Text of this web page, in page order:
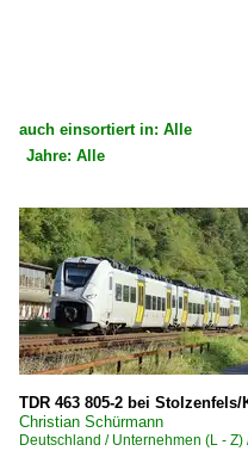
auch einsortiert in: Alle
Deutschland
Bahnhöfe (A - E)
Augsburg Hbf
Lt Leertriebwagen
Jahre: Alle
Alle Jahre
2020
2023
2024
2025
2026
TDR 463 805-2 bei Stolzenfels/
Christian Schürmann
Deutschland / Unternehmen (L -